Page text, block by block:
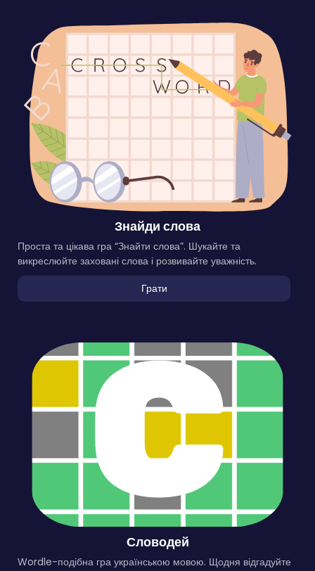
Знайди слова
Проста та цікава гра “Знайти слова”. Шукайте та
викреслюйте заховані слова і розвивайте уважність.
Грати
Словодей
Wordle-подібна гра українською мовою. Щодня відгадуйте